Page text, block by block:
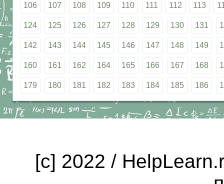
106 107 108 109 110 111 112 113
124 125 126 127 128 129 130 131
142 143 144 145 146 147 148 149
160 161 162 164 165 166 167 168
179 180 181 182 183 184 185 186
[c] 2022 /